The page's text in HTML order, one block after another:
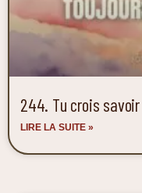
244. Tu crois savoir
LIRE LA SUITE »